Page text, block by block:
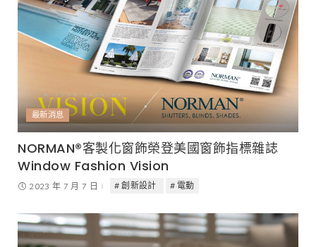
最新消息
NORMAN®客製化窗飾榮登美國窗飾指標雜誌
Window Fashion Vision
2023 年 7 月 7 日 創新設計 電動